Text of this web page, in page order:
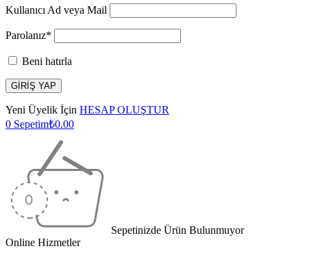
Kullanıcı Ad veya Mail
Parolanız*
Beni hatırla
Yeni Üyelik İçin HESAP OLUŞTUR
0 Sepetim₺0.00
Sepetinizde Ürün Bulunmuyor
Online Hizmetler